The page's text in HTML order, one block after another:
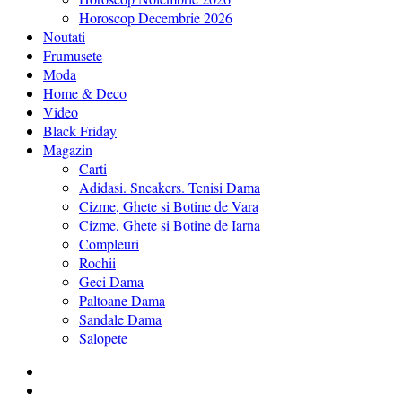
Horoscop Decembrie 2026
Noutati
Frumusete
Moda
Home & Deco
Video
Black Friday
Magazin
Carti
Adidasi. Sneakers. Tenisi Dama
Cizme, Ghete si Botine de Vara
Cizme, Ghete si Botine de Iarna
Compleuri
Rochii
Geci Dama
Paltoane Dama
Sandale Dama
Salopete